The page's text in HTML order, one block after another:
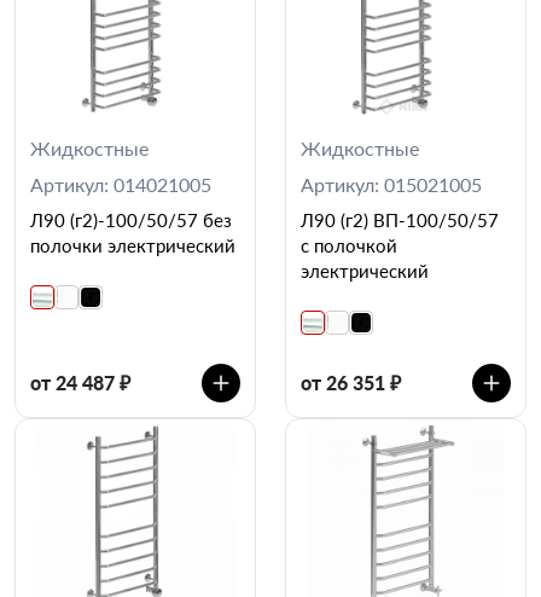
Жидкостные
Артикул: 014021005
Л90 (г2)-100/50/57 без
полочки электрический
от 24 487 ₽
Жидкостные
Артикул: 015021005
Л90 (г2) ВП-100/50/57
с полочкой
электрический
от 26 351 ₽